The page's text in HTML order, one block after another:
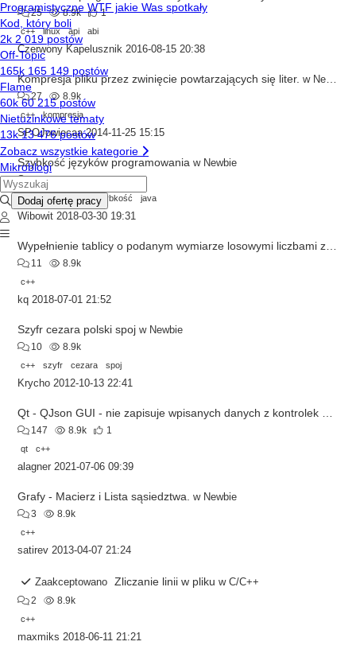
25 8.9k
1
c++
linux api abi
Czerwony Kapelusznik 2016-08-15 20:38
Kompresja pliku przez zwinięcie powtarzających się liter. w Newbie
27
8.9k
c++
kompresja
SPOJowiecaa 2014-11-25 15:15
Szybkość języków programowania w Newbie
19
8.9k
c#
c++ python szybkość java
Wibowit 2018-03-30 19:31
11
8.9k
c++
kq 2018-07-01 21:52
Szyfr cezara polski spoj w Newbie
10
8.9k
c++
szyfr cezara spoj
Krycho 2012-10-13 22:41
Qt - QJson GUI - nie zapisuje wpisanych danych z kontrolek
147 8.9k
1
qt
c++
alagner 2021-07-06 09:39
Grafy - Macierz i Lista sąsiedztwa. w Newbie
3
8.9k
c++
satirev 2013-04-07 21:24
Zaakceptowano Zliczanie linii w pliku wC/C++
2
8.9k
c++
maxmiks 2018-06-11 21:21